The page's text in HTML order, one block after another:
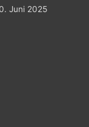
Juni 2025